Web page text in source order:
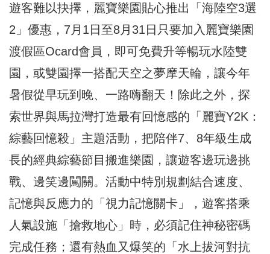
遊客難以抉擇，麗寶樂園貼心推出「海陸空3選
2」優惠，7月1日至8月31日只要加入麗寶樂園
渡假區Ocard會員，即可免費升等暢玩水陸雙
園，或雙園擇一搭配天空之夢摩天輪，讓今年
暑假從早玩到晚、一路嗨翻天！除此之外，探
索世界與馬拉灣打造最有回憶感的「麗寶Y2K：
綜藝回憶殺」主題活動，把陪伴7、8年級生成
長的經典綜藝節目搬進樂園，讓遊客邊玩邊挑
戰、邊笑邊闖關。活動中特別規劃結合速度、
記憶與反應力的「視力記憶關卡」，遊客搭乘
人氣設施「搶救地心」時，必須記住神秘密碼
完成任務；還有熱血又爆笑的「水上拔河對抗